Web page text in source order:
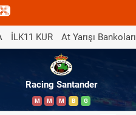
İLK11 KUR At Yarışı Bankoları
Racing Santander
M M M B G